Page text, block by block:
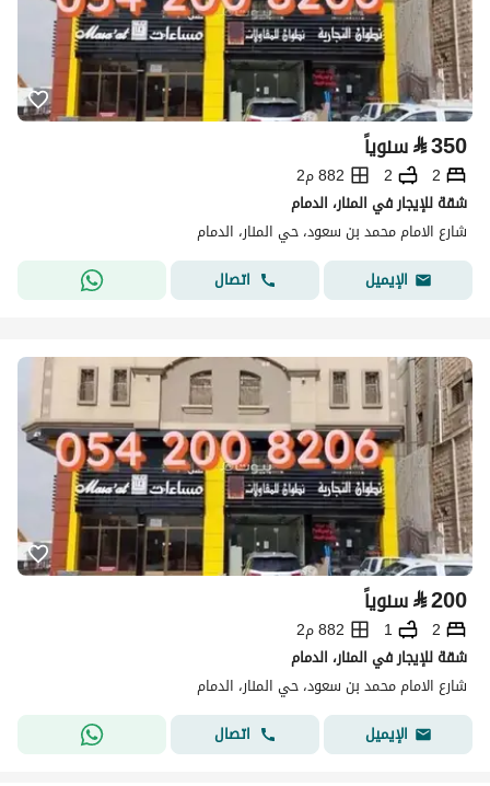
⃁350 سنوياً
2
2
882 م2
شقة للإيجار في المنار، الدمام
شارع الامام محمد بن سعود، حي المنار، الدمام
الإيميل
اتصال
⃁200 سنوياً
2
1
882 م2
شقة للإيجار في المنار، الدمام
شارع الامام محمد بن سعود، حي المنار، الدمام
الإيميل
اتصال